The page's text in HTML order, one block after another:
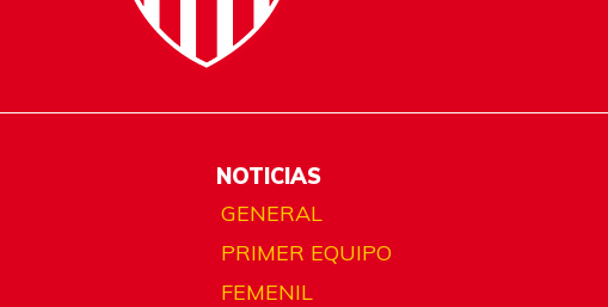
NOTICIAS
GENERAL
PRIMER EQUIPO
FEMENIL